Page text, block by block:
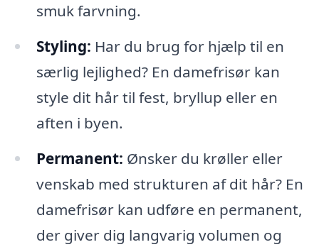
smuk farvning.
Styling: Har du brug for hjælp til en
særlig lejlighed? En damefrisør kan
style dit hår til fest, bryllup eller en
aften i byen.
Permanent: Ønsker du krøller eller
venskab med strukturen af dit hår? En
damefrisør kan udføre en permanent,
der giver dig langvarig volumen og